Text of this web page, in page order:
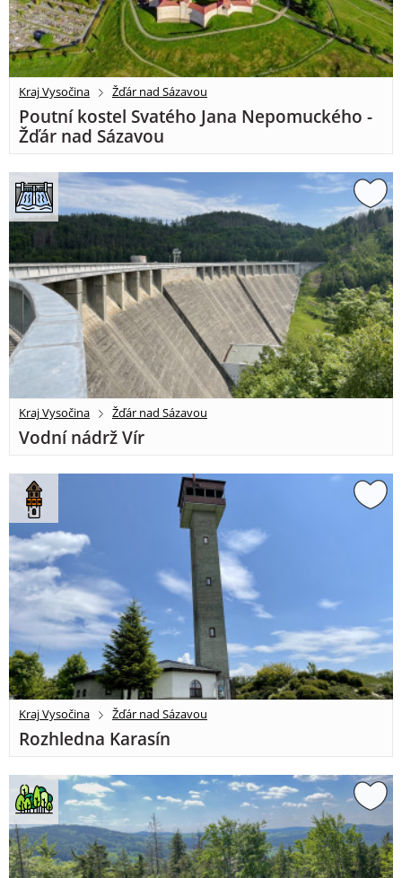
Kraj Vysočina Žďár nad Sázavou
Poutní kostel Svatého Jana Nepomuckého -
Žďár nad Sázavou
Kraj Vysočina Žďár nad Sázavou
Vodní nádrž Vír
Kraj Vysočina Žďár nad Sázavou
Rozhledna Karasín